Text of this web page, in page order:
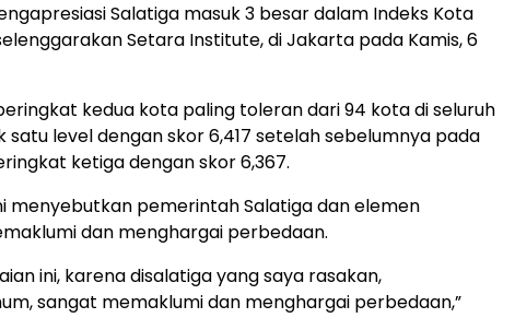
Salatiga masuk 3 besar dalam Indeks Kota
Setara Institute, di Jakarta pada Kamis, 6
kedua kota paling toleran dari 94 kota di seluruh
satu level dengan skor 6,417 setelah sebelumnya pada
ketiga dengan skor 6,367.
menyebutkan pemerintah Salatiga dan elemen
dan menghargai perbedaan.
ini, karena disalatiga yang saya rasakan,
sangat memaklumi dan menghargai perbedaan,”